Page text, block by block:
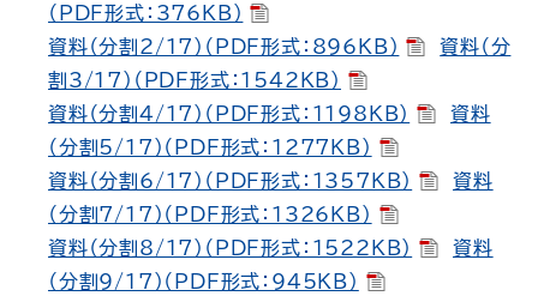
（PDF形式：376KB）
資料（分割2/17）（PDF形式：896KB）
資料（分
割3/17）（PDF形式：1542KB）
資料（分割4/17）（PDF形式：1198KB）
資料
（分割5/17）（PDF形式：1277KB）
資料（分割6/17）（PDF形式：1357KB）
資料
（分割7/17）（PDF形式：1326KB）
資料（分割8/17）（PDF形式：1522KB）
資料
（分割9/17）（PDF形式：945KB）